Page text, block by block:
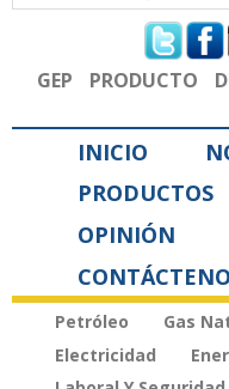
Formulario
GEP PRODUCTO
INICIO
PRODUCTOS
OPINIÓN
Petróleo Gas
Electricidad